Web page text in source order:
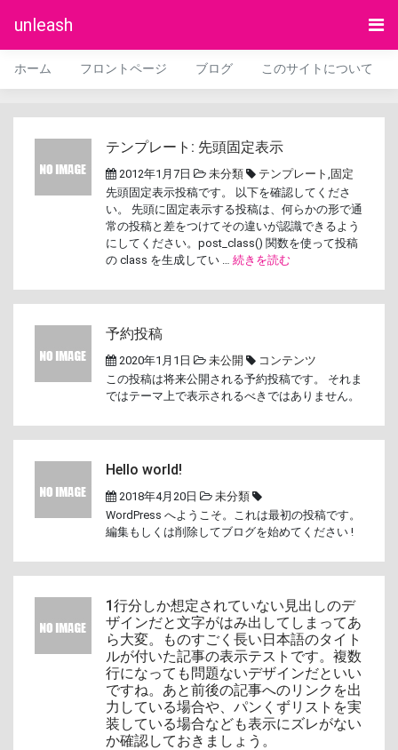
unleash
ホーム フロントページ ブログ このサイトについて
テンプレート: 先頭固定表示
2012年1月7日 未分類 テンプレート , 固定
先頭固定表示投稿です。 以下を確認してくださ
い。 先頭に固定表示する投稿は、何らかの形で通
常の投稿と差をつけてその違いが認識できるよう
にしてください。post_class() 関数を使って投稿
の class を生成してい … 続きを読む
予約投稿
2020年1月1日 未公開
コンテンツ
この投稿は将来公開される予約投稿です。 それま
ではテーマ上で表示されるべきではありません。
Hello world!
2018年4月20日
未分類
WordPress へようこそ。これは最初の投稿です。
編集もしくは削除してブログを始めてください !
1行分しか想定されていない見出しのデ
ザインだと文字がはみ出してしまってあ
ら大変。ものすごく長い日本語のタイト
ルが付いた記事の表示テストです。複数
行になっても問題ないデザインだといい
ですね。あと前後の記事へのリンクを出
力している場合や、パンくずリストを実
装している場合なども表示にズレがない
か確認しておきましょう。